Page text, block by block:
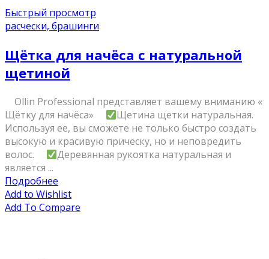
Быстрый просмотр
расчески, брашинги
Щётка для начёса с натуральной
щетиной
⠀ Ollin Professional представляет вашему вниманию «
Щётку для начёса» ⠀
Щетина щетки натуральная.
Используя ее, вы сможете не только быстро создать
высокую и красивую прическу, но и неповредить
волос. ⠀
Деревянная рукоятка натуральная и
является ...
Подробнее
Add to Wishlist
Add To Compare